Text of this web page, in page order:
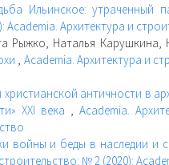
Ильинское: утраченный
Academia. Архитектура и
Рыжко, Наталья Карушкина,
Academia. Архитектура и
античности в
XXI века
Academia.
войны и беды в наследии и
№ 2 (2020):